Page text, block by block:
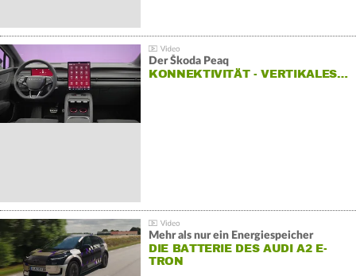
Der Škoda Peaq
KONNEKTIVITÄT - VERTIKALES…
Mehr als nur ein Energiespeicher
DIE BATTERIE DES AUDI A2 E-
TRON